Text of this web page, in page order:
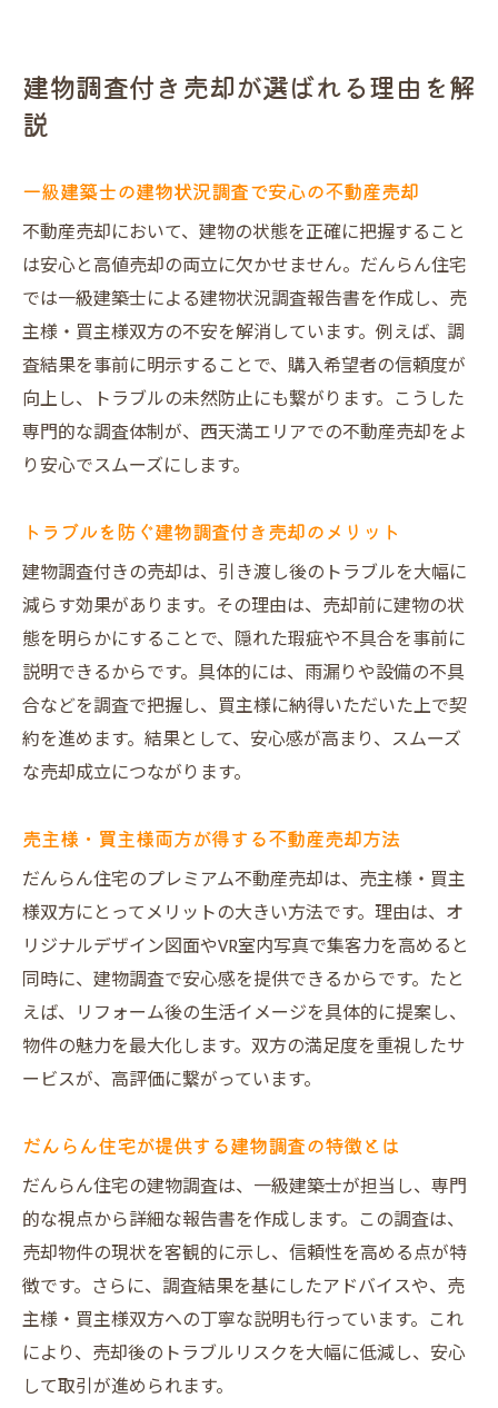
建物調査付き売却が選ばれる理由を解
説
一級建築士の建物状況調査で安心の不動産売却
不動産売却において、建物の状態を正確に把握すること
は安心と高値売却の両立に欠かせません。だんらん住宅
では一級建築士による建物状況調査報告書を作成し、売
主様・買主様双方の不安を解消しています。例えば、調
査結果を事前に明示することで、購入希望者の信頼度が
向上し、トラブルの未然防止にも繋がります。こうした
専門的な調査体制が、西天満エリアでの不動産売却をよ
り安心でスムーズにします。
トラブルを防ぐ建物調査付き売却のメリット
建物調査付きの売却は、引き渡し後のトラブルを大幅に
減らす効果があります。その理由は、売却前に建物の状
態を明らかにすることで、隠れた瑕疵や不具合を事前に
説明できるからです。具体的には、雨漏りや設備の不具
合などを調査で把握し、買主様に納得いただいた上で契
約を進めます。結果として、安心感が高まり、スムーズ
な売却成立につながります。
売主様・買主様両方が得する不動産売却方法
だんらん住宅のプレミアム不動産売却は、売主様・買主
様双方にとってメリットの大きい方法です。理由は、オ
リジナルデザイン図面やVR室内写真で集客力を高めると
同時に、建物調査で安心感を提供できるからです。たと
えば、リフォーム後の生活イメージを具体的に提案し、
物件の魅力を最大化します。双方の満足度を重視したサ
ービスが、高評価に繋がっています。
だんらん住宅が提供する建物調査の特徴とは
だんらん住宅の建物調査は、一級建築士が担当し、専門
的な視点から詳細な報告書を作成します。この調査は、
売却物件の現状を客観的に示し、信頼性を高める点が特
徴です。さらに、調査結果を基にしたアドバイスや、売
主様・買主様双方への丁寧な説明も行っています。これ
により、売却後のトラブルリスクを大幅に低減し、安心
して取引が進められます。